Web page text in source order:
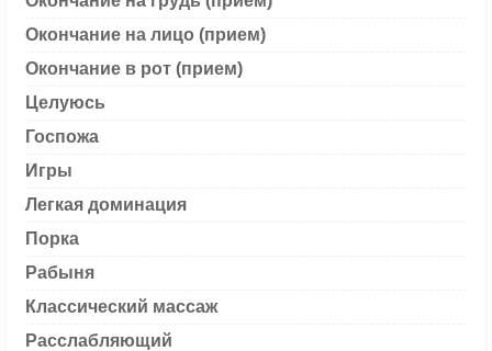
Окончание на лицо (прием)
Окончание в рот (прием)
Целуюсь
Госпожа
Игры
Легкая доминация
Порка
Рабыня
Классический массаж
Расслабляющий